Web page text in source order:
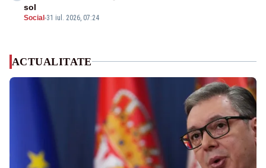
Social-31 iul. 2026, 07:24
sol
ACTUALITATE